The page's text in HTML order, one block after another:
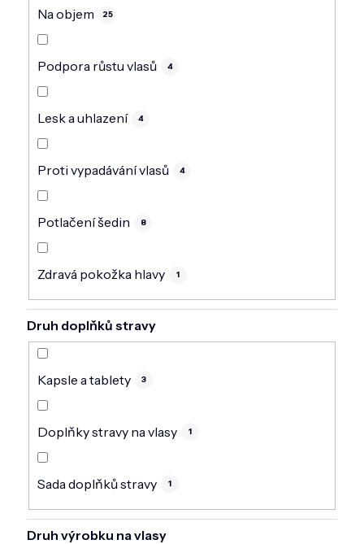
Na objem 25
Podpora růstu vlasů 4
Lesk a uhlazení 4
Proti vypadávání vlasů 4
Potlačení šedin 8
Zdravá pokožka hlavy 1
Druh doplňků stravy
Kapsle a tablety 3
Doplňky stravy na vlasy 1
Sada doplňků stravy 1
Druh výrobku na vlasy